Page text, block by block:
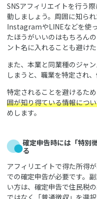
SNSアフィリエイトを行う
動しましょう。周囲に知ら
InstagramやLINEなどを使
たほうがいいのはもちろん
ント名に入れることも避け
また、本業と同業種のジャ
しまうと、職業を特定され
特定されることを避けるため
囲が知り得ている情報につ
めします。
確定申告時には「特別
る
アフィリエイトで得た所得
での確定申告が必要です。
い方は、確定申告で住民税
ではなく「普通徴収」を選択